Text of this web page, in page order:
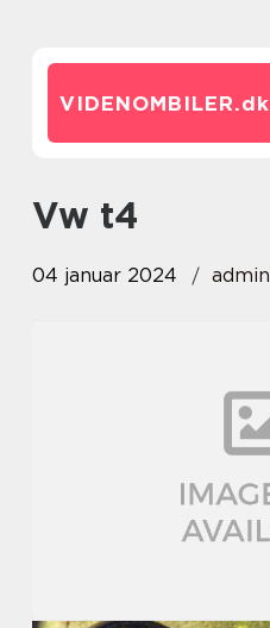
VIDENOMBILER.dk
vw t4
04 januar 2024 admin